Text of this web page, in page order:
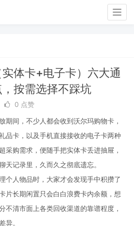
体卡+电子卡）六大通
按需选择不踩坑
0 点赞
期间，不少人都会收到沃尔玛购物卡，
品卡，以及手机直接接收的电子卡两种
采购需求，便随手把实体卡丢进抽屉，
天记录里，久而久之彻底遗忘。
个人物品时，大家才会发现手中积攒了
片长期闲置只会白白浪费卡内余额，想
不清市面上各类回收渠道的靠谱程度，
异。